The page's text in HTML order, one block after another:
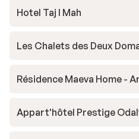
Hotel Taj I Mah
Les Chalets des Deux
Résidence Maeva Home -
Appart'hôtel Prestige